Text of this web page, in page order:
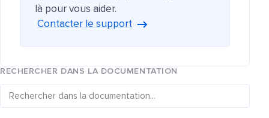
là pour vous aider.
Contacter le support
RECHERCHER DANS LA DOCUMENTATION